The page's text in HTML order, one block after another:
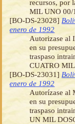
recursos, por
MIL UNO 00/
[BO-DS-23028]
enero de 1992
Autorizase al
en su
traspaso
CUATRO
[BO-DS-23031]
enero de 1992
Autorízase al
en su
traspaso
UN MIL